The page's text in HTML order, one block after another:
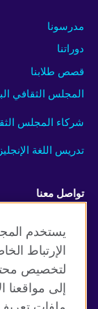
مدرسونا
دوراتنا
قصص طلابنا
المجلس الثقافي
شركاء المجلس
تدريس اللغة
تواصل معنا
Instagram
TikTok
يستخدم
الإرتباط
لتخصيص
إلى مواقعنا